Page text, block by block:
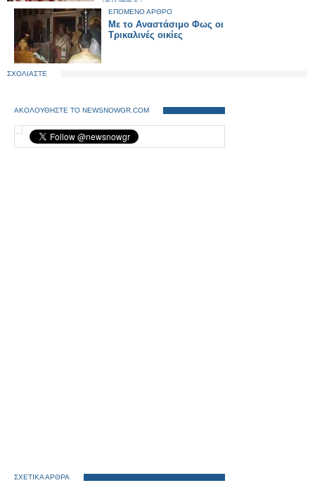
*ΒΙΝΤΕΟ*
ΕΠΟΜΕΝΟ ΑΡΘΡΟ
Με το Αναστάσιμο Φως οι
Τρικαλινές οικίες
ΣΧΟΛΙΑΣΤΕ
ΑΚΟΛΟΥΘΗΣΤΕ ΤΟ NEWSNOWGR.COM
ΣΧΕΤΙΚΑ ΑΡΘΡΑ